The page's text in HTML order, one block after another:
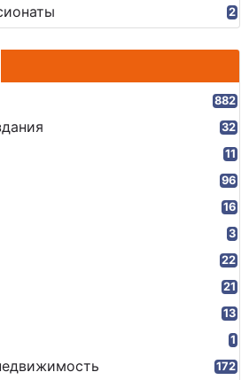
2
882
32
11
96
16
3
22
21
13
1
172